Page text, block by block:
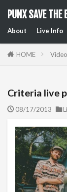
PUNX SAVE THE
About Live Info
HOME Video
Criteria live
08/17/2013